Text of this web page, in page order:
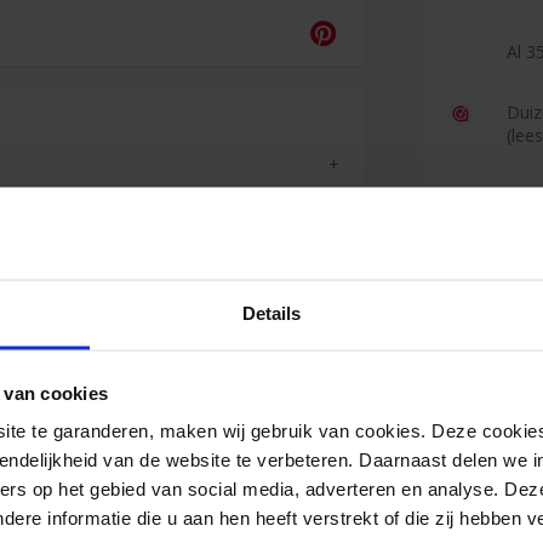
Details
cookies
te garanderen, maken wij gebruik van cookies. Deze
van de website te verbeteren. Daarnaast delen we
op het gebied van social media, adverteren en analyse.
informatie die u aan hen heeft verstrekt of die zij hebben
Al
Zeer
levering.
<